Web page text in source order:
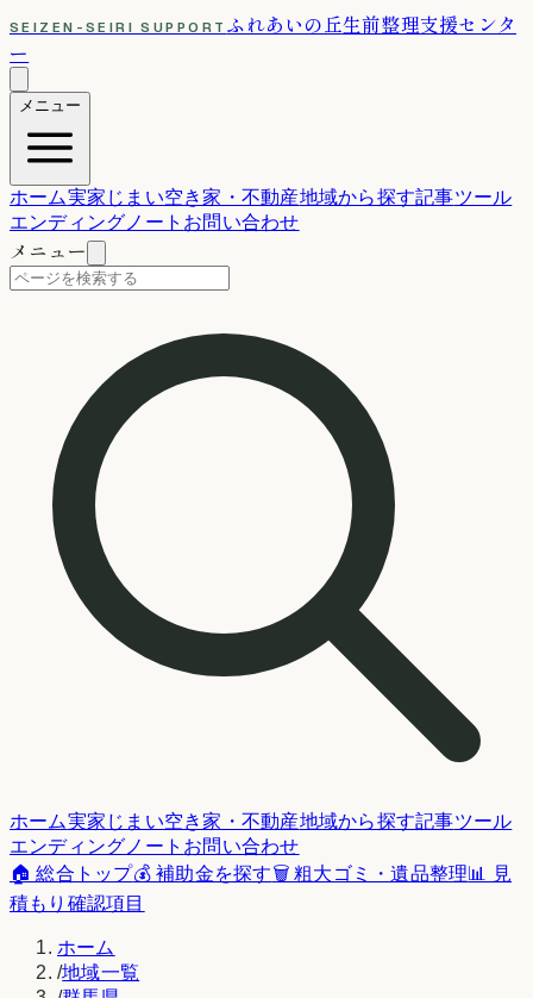
SEIZEN-SEIRI SUPPORT ふれあいの丘生前整理支援センタ
ー
メニュー
ホーム実家じまい空き家・不動産地域から探す記事ツール
エンディングノート お問い合わせ
メニュー
ホーム実家じまい空き家・不動産地域から探す記事ツール
エンディングノート お問い合わせ
🏠 総合トップ💰 補助金を探す🗑️ 粗大ゴミ・遺品整理📊 見
積もり確認項目
ホーム
/地域一覧